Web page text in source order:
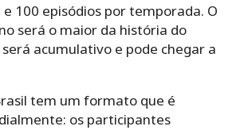
100 episódios por temporada. O
será o maior da história do
acumulativo e pode chegar a
tem um formato que é
os participantes